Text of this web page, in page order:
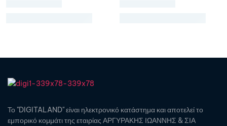
Το "DIGITALAND" είναι ηλεκτρονικό κατάστημα και αποτελεί το
εμπορικό κομμάτι της εταιρίας ΑΡΓΥΡΑΚΗΣ ΙΩΑΝΝΗΣ & ΣΙΑ